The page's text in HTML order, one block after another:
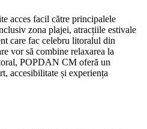
acces facil către principalele
zona plajei, atracțiile estivale
care fac celebru litoralul din
vor să combine relaxarea la
POPDAN CM oferă un
accesibilitate și experiența